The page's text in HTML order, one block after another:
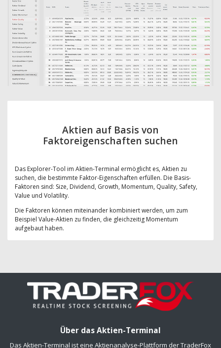
Aktien auf Basis von
Faktoreigenschaften suchen
Das Explorer-Tool im Aktien-Terminal ermöglicht es, Aktien zu
suchen, die bestimmte Faktor-Eigenschaften erfüllen. Die Basis-
Faktoren sind: Size, Dividend, Growth, Momentum, Quality, Safety,
Value und Volatility.
Die Faktoren können miteinander kombiniert werden, um zum
Beispiel Value-Aktien zu finden, die gleichzeitig Momentum
aufgebaut haben.
Über das Aktien-Terminal
Das Aktien-Terminal ist eine Aktienanalyse-Plattform der TraderFox